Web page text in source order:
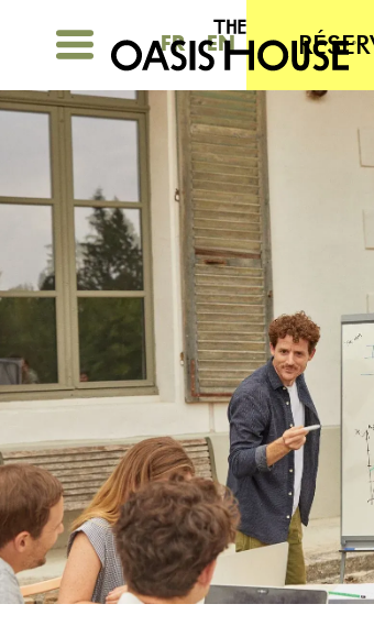
FR EN